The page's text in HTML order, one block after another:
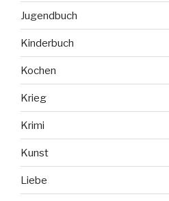
Jugendbuch
Kinderbuch
Kochen
Krieg
Krimi
Kunst
Liebe